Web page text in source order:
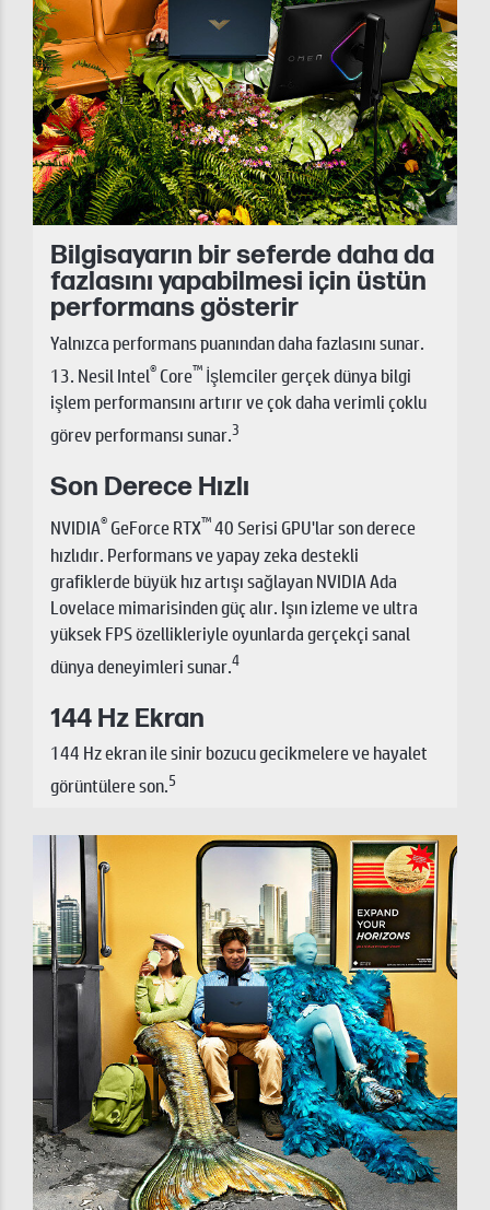
Bilgisayarın bir seferde daha da
fazlasını yapabilmesi için üstün
performans gösterir
Yalnızca performans puanından daha fazlasını sunar.
13. Nesil Intel® Core™ İşlemciler gerçek dünya bilgi
işlem performansını artırır ve çok daha verimli çoklu
görev performansı sunar.3
Son Derece Hızlı
NVIDIA® GeForce RTX™40 Serisi GPU'lar son derece
hızlıdır. Performans ve yapay zeka destekli
grafiklerde büyük hız artışı sağlayan NVIDIA Ada
Lovelace mimarisinden güç alır. Işın izleme ve ultra
yüksek FPS özellikleriyle oyunlarda gerçekçi sanal
dünya deneyimleri sunar.4
144 Hz Ekran
144 Hz ekran ile sinir bozucu gecikmelere ve hayalet
görüntülere son.5